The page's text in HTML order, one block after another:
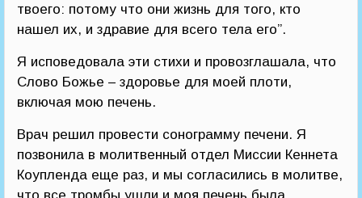
твоего: потому что они жизнь для того, кто
нашел их, и здравие для всего тела его”.
Я исповедовала эти стихи и провозглашала, что
Слово Божье – здоровье для моей плоти,
включая мою печень.
Врач решил провести сонограмму печени. Я
позвонила в молитвенный отдел Миссии Кеннета
Коупленда еще раз, и мы согласились в молитве,